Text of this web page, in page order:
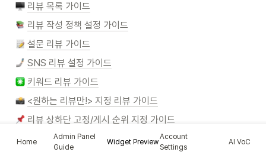
리뷰 목록 가이드
리뷰 작성 정책 설정 가이드
설문 리뷰 가이드
SNS 리뷰 설정 가이드
키워드 리뷰 가이드
<원하는 리뷰만!> 지정 리뷰 가이드
리뷰 상하단 고정/게시 순위 지정 가이드
스마트 스토어 리뷰 연동 가이드
Home
Admin Panel
Guide
Widget Preview
Account
Settings
AI VoC